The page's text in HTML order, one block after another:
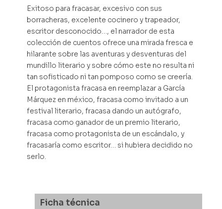
Exitoso para fracasar, excesivo con sus
borracheras, excelente cocinero y trapeador,
escritor desconocido…, el narrador de esta
colección de cuentos ofrece una mirada fresca e
hilarante sobre las aventuras y desventuras del
mundillo literario y sobre cómo este no resulta ni
tan sofisticado ni tan pomposo como se creería.
El protagonista fracasa en reemplazar a García
Márquez en méxico, fracasa como invitado a un
festival literario, fracasa dando un autógrafo,
fracasa como ganador de un premio literario,
fracasa como protagonista de un escándalo, y
fracasaría como escritor… si hubiera decidido no
serlo.
Ficha técnica